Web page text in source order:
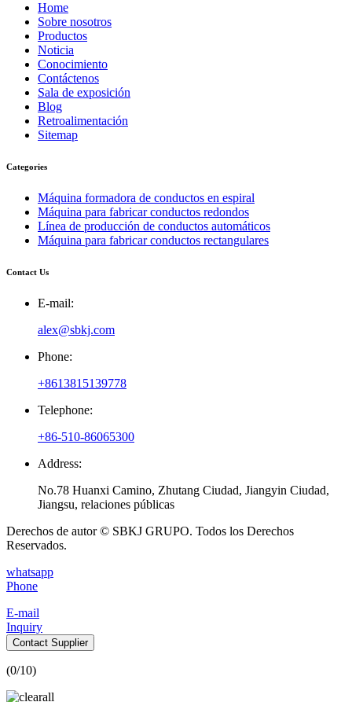
Home
Sobre nosotros
Productos
Noticia
Conocimiento
Contáctenos
Sala de exposición
Blog
Retroalimentación
Sitemap
Categories
Máquina formadora de conductos en espiral
Máquina para fabricar conductos redondos
Línea de producción de conductos automáticos
Máquina para fabricar conductos rectangulares
Contact Us
E-mail:
alex@sbkj.com
Phone:
+8613815139778
Telephone:
+86-510-86065300
Address:
No.78 Huanxi Camino, Zhutang Ciudad, Jiangyin Ciudad,
Jiangsu, relaciones públicas
Derechos de autor © SBKJ GRUPO. Todos los Derechos
Reservados.
whatsapp
Phone
E-mail
Inquiry
Contact Supplier
(0/10)